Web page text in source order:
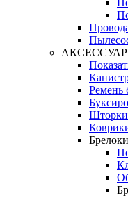
Ремень
Шторки